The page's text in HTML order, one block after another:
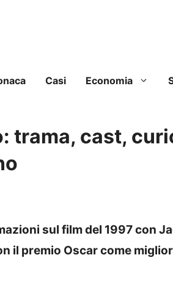
Casi Economia
trama, cast,
sul film del 1997 con
il premio Oscar come